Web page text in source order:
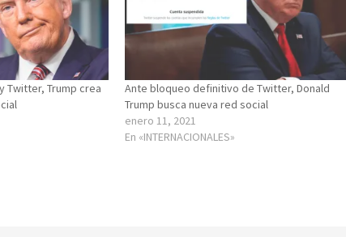
Twitter, Trump crea
Ante bloqueo definitivo de Twitter, Donald
Trump busca nueva red social
enero 11, 2021
En «INTERNACIONALES»